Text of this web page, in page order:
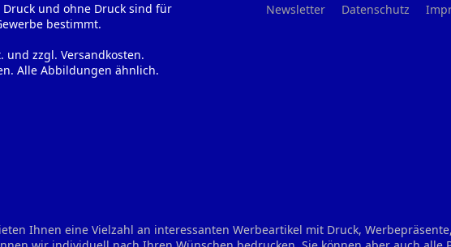
und ohne Druck sind für
bestimmt.
und zzgl. Versandkosten.
Alle Abbildungen ähnlich.
Newsletter Datenschutz
Ihnen eine Vielzahl an interessanten Werbeartikel mit Druck,